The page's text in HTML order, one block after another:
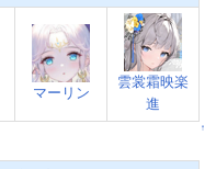
マーリン
雲裳霜映楽
進
↑